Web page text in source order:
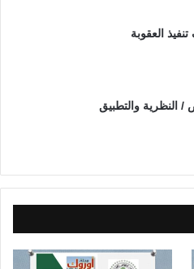
العقوبة
/ النظرية والتطبيق